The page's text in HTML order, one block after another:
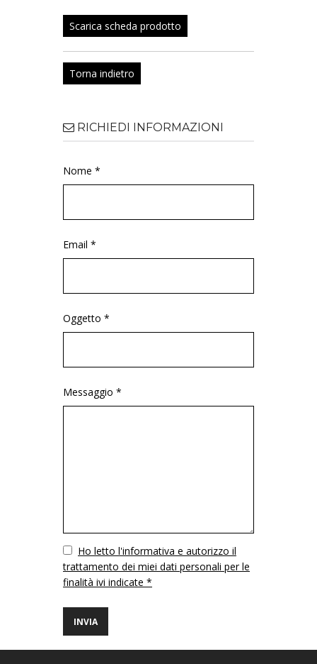
Scarica scheda prodotto
Torna indietro
RICHIEDI INFORMAZIONI
Nome *
Email *
Oggetto *
Messaggio *
VuotoHo letto l'informativa e autorizzo il
trattamento dei miei dati personali per le
finalità ivi indicate *